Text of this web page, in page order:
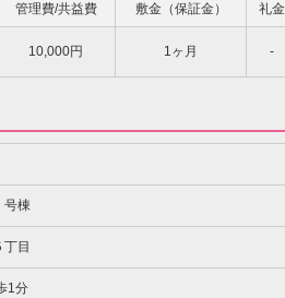
管理費/共益費 敷金（保証金） 礼金
10,000円 1ヶ月 -
号棟
目
1分